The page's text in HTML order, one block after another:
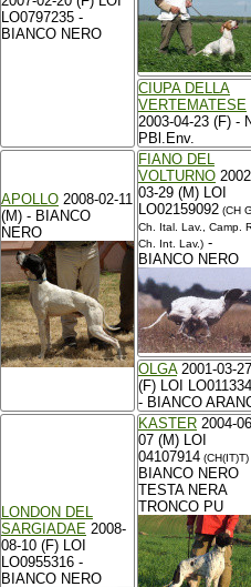
LO0797235 -
BIANCO NERO
CIUPA DELLA
VERTEMATESE
2003-04-23 (F) -
PBl.Env.
APOLLO 2008-02-11
(M) - BIANCO
NERO
FIANO DEL
VOLTURNO
03-29 (M) LOI
LO02159092 (CH
Ch. Ital. Lav., Camp.
Ch. Int. Lav.) -
BIANCO NERO
OLGA2001-03-27
(F) LOI
- BIANCO
LONDON DEL
SARGIADAE 2008-
08-10 (F) LOI
LO0955316 -
BIANCO NERO
KASTER 2004-
07 (M) LOI
04107914 (CH(IT)T)
BIANCO NERO
TESTA NERA
TRONCO PU